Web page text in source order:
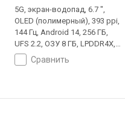
5G, экран-водопад, 6.7 ",
OLED (полимерный), 393 ppi,
144 Гц, Android 14, 256 ГБ,
UFS 2.2, ОЗУ 8 ГБ, LPDDR4X,
Snapdragon 7s Gen 2 (Adreno
710), камера: 2 модуля,
съемка, Wi-Fi 5, без microSD,
сравнить